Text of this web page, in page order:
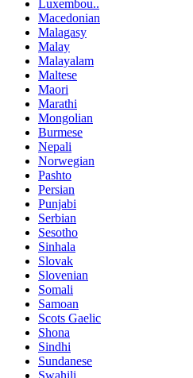
Luxembou..
Macedonian
Malagasy
Malay
Malayalam
Maltese
Maori
Marathi
Mongolian
Burmese
Nepali
Norwegian
Pashto
Persian
Punjabi
Serbian
Sesotho
Sinhala
Slovak
Slovenian
Somali
Samoan
Scots Gaelic
Shona
Sindhi
Sundanese
Swahili